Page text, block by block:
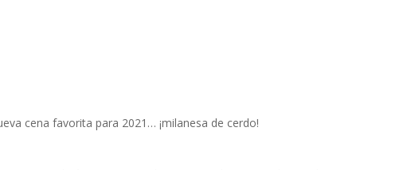
cena favorita para 2021… ¡milanesa de cerdo!